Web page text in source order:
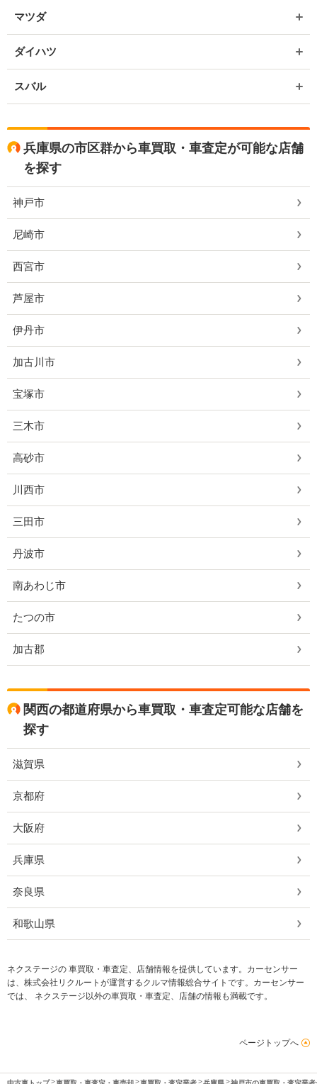
マツダ
ダイハツ
スバル
兵庫県の市区群から車買取・車査定が可能な店舗
を探す
神戸市
尼崎市
西宮市
芦屋市
伊丹市
加古川市
宝塚市
三木市
高砂市
川西市
三田市
丹波市
南あわじ市
たつの市
加古郡
関西の都道府県から車買取・車査定可能な店舗を
探す
滋賀県
京都府
大阪府
兵庫県
奈良県
和歌山県
ネクステージの 車買取・車査定、店舗情報を提供しています。カーセンサー
は、株式会社リクルートが運営するクルマ情報総合サイトです。カーセンサー
では、 ネクステージ以外の車買取・車査定、店舗の情報も満載です。
ページトップへ